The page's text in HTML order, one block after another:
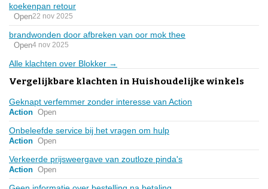
koekenpan retour
Open22 nov 2025
brandwonden door afbreken van oor mok thee
Open4 nov 2025
Alle klachten over Blokker →
Vergelijkbare klachten in Huishoudelijke winkels
Geknapt verfemmer zonder interesse van Action
Action Open
Onbeleefde service bij het vragen om hulp
Action Open
Verkeerde prijsweergave van zoutloze pinda's
Action Open